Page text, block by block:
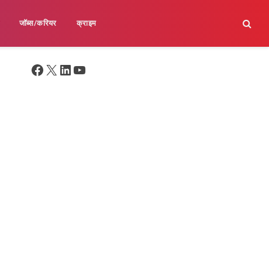
जॉब्स/करियर क्राइम
Facebook
X LinkedIn
YouTube